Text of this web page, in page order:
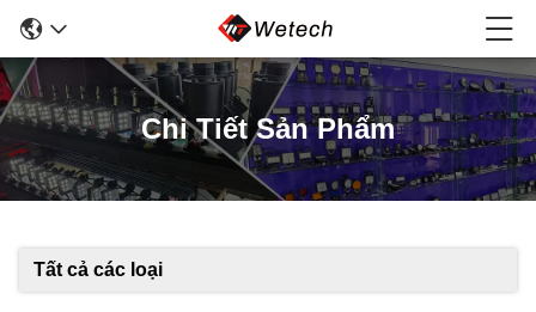
Chi Tiết Sản Phẩm
Tất cả các loại